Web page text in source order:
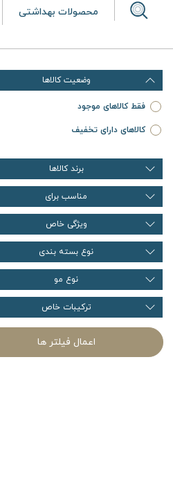
محصولات بهداشتی
وضعیت کالاها
فقط کالاهای موجود
کالاهای دارای تخفیف
برند کالاها
مناسب برای
ویژگی خاص
نوع بسته بندی
نوع مو
ترکیبات خاص
اعمال فیلتر ها